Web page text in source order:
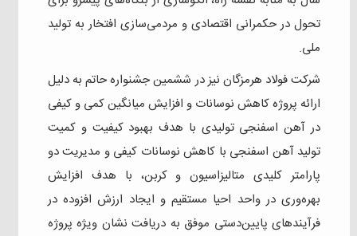
تحول در حکمرانی اقتصادی و مردمی‌سازی افتخار به تولید
ملی.
شرکت فولاد هرمزگان نیز در ششمین جشنواره حاتم به دلیل
ارائه پروژه کاهش نوسانات و افزایش میانگین کمی و کیفی
در آهن اسفنجی تولیدی با هدف بهبود کیفیت و کمیت
تولید آهن اسفنجی با کاهش نوسانات کیفی و مدیریت دو
پارامتر کلیدی متالیزاسیون و کربن، با هدف افزایش
بهره‌وری در واحد احیا مستقیم و ایجاد ارزش افزوده در
فرآیندهای پایین‌دستی موفق به دریافت نشان ویژه پروژه